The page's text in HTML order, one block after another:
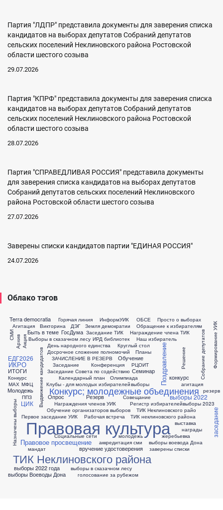
Партия "ЛДПР" представила документы для заверения списка
кандидатов на выборах депутатов Собраний депутатов
сельских поселений Неклиновского района Ростовской
области шестого созыва
29.07.2026
Партия "КПРФ" представила документы для заверения списка
кандидатов на выборах депутатов Собраний депутатов
сельских поселений Неклиновского района Ростовской
области шестого созыва
28.07.2026
Партия "СПРАВЕДЛИВАЯ РОССИЯ" представила документы
для заверения списка кандидатов на выборах депутатов
Собраний депутатов сельских поселений Неклиновского
района Ростовской области шестого созыва
27.07.2026
Заверены списки кандидатов партии "ЕДИНАЯ РОССИЯ"
24.07.2026
Облако тэгов
Terra democratia
Агитация
Акция
Архив
Быть в теме
Викторина
Выборы в сказачном лесу
Выдвижение кандидатов
Горячая линия
ГосДума
ДЭГ
День народного единства
Досрочное сложение полномочий
ЕДГ2026
ЗАЧИСЛЕНИЕ В РЕЗЕРВ
Заседание
Заседание Совета по содействию
Заседание ТИК
Земля демократии
ИКРО
ИРД библиотек
ИТОГИ
ИнформУИК
Календарный план
Клубы - для молодых избирателей
Конкурс
Конкурс; молодежные объединения
Конференция
Круглый стол
МАХ МФЦ
Молодежь
Награждение члена ТИК
Награждения членов УИК
Назначены выборы
Наш избиратель
ОБСЕ
Обращение к избирателям
Обучение
Обучение организаторов выборов
Олимпиада
Опрос
ППЗ
Первое заседание УИК
Планы Поздравление
Правовая культура
Правовое просвещение
Просто о выборах
РЦОИТ
Рабочая встреча
Регистр избирателей
Резерв
Решение
СМИ
Семинар Собрание депутатов
Совещание
Социальные сети
ТИК Неклиновского райо
ТИК Неклиновского района
ТИК неклиновского района
Формирование УИК
ЦИК
агитация
аккредитация сми
вручение удостоверения
выборы
выборы 2022
выборы 2022 года
выборы 2023
выборы Воеводы Дона
выборы в сказачном лесу
выборы воевода Дона
выставка
голосование за рубежом
жеребьевка
заверены списки
заседание
конкурс
мандат
молодежь
награды
резерв